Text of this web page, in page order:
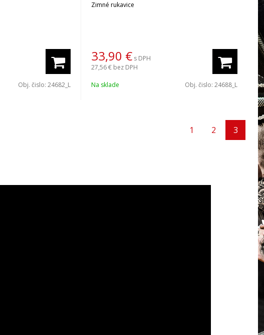
Obj. čislo:24682_L
Zimné rukavice
33,90 € s DPH
27,56 € bez DPH
Na sklade Obj. čislo: 24688_L
1 2 3